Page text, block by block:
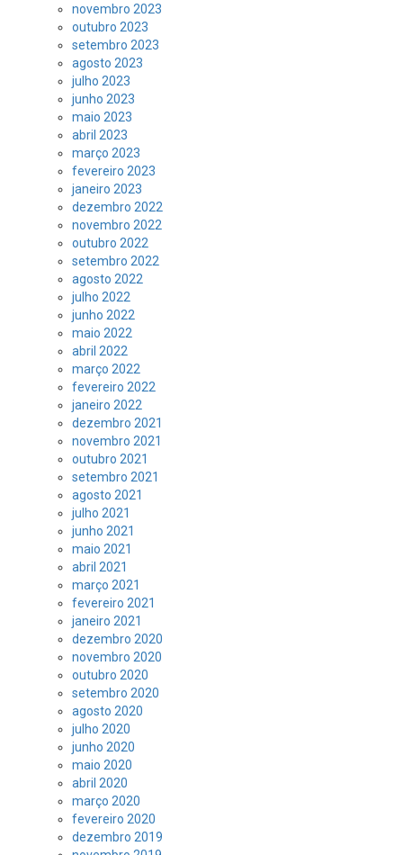
novembro 2023
outubro 2023
setembro 2023
agosto 2023
julho 2023
junho 2023
maio 2023
abril 2023
março 2023
fevereiro 2023
janeiro 2023
dezembro 2022
novembro 2022
outubro 2022
setembro 2022
agosto 2022
julho 2022
junho 2022
maio 2022
abril 2022
março 2022
fevereiro 2022
janeiro 2022
dezembro 2021
novembro 2021
outubro 2021
setembro 2021
agosto 2021
julho 2021
junho 2021
maio 2021
abril 2021
março 2021
fevereiro 2021
janeiro 2021
dezembro 2020
novembro 2020
outubro 2020
setembro 2020
agosto 2020
julho 2020
junho 2020
maio 2020
abril 2020
março 2020
fevereiro 2020
dezembro 2019